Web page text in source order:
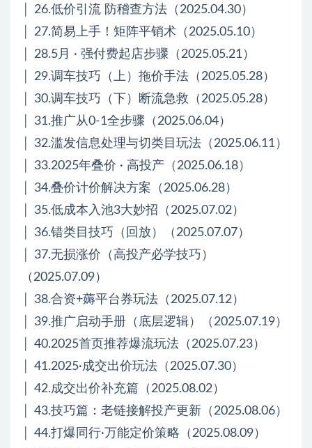
│ 26.低价引流 防稽查方法（2025.04.30）
│ 27.简易上手！矩阵平销术（2025.05.10）
│ 28.5月 · 强付费起店步骤（2025.05.21）
│ 29.调车技巧（上）拖价手法（2025.05.28）
│ 30.调车技巧（下）断流急救（2025.05.28）
│ 31.推广从0-1全步骤（2025.06.04）
│ 32.滥发信息处理与切类目玩法（2025.06.11）
│ 33.2025年叠价 · 高投产（2025.06.18）
│ 34.叠价计价解决方案（2025.06.28）
│ 35.低成本入池3大妙招（2025.07.02）
│ 36.错类目技巧（回放）（2025.07.07）
│ 37.无损涨价（高投产必学技巧）
（2025.07.09）
│ 38.合资+薅平台券玩法（2025.07.12）
│ 39.推广启动手册（底层逻辑）（2025.07.19）
│ 40.2025首页推荐爆流玩法（2025.07.23）
│ 41.2025·成交出价玩法（2025.07.30）
│ 42.成交出价补充篇（2025.08.02）
│ 43.技巧篇：老链接解投产更新（2025.08.06）
│ 44.打爆同行·万能定价策略（2025.08.09）